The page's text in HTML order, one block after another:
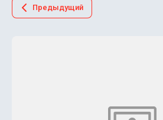
Предыдущий